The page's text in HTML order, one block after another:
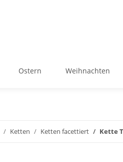
Ostern Weihnachten
Ketten Ketten facettiert Kette